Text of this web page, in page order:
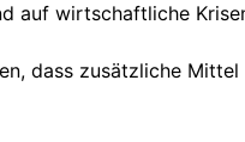
auf wirtschaftliche
dass zusätzliche